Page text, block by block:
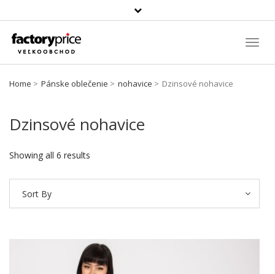
Szukaj
produktu
Home Pánske oblečenie nohavice Dzinsové nohavice
Dzinsové nohavice
Showing all 6 results
Sort By